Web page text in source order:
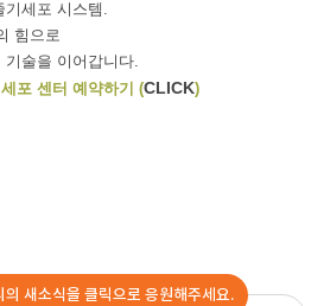
기세포 시스템.
힘으로
기술을 이어갑니다.
포 센터 예약하기 (CLICK)
의 새소식을 클릭으로 응원해주세요.